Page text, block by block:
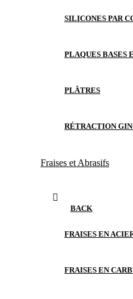
SILICONES PAR
PLAQUES BASES
PLÂTRES
RÉTRACTION
Fraises et Abrasifs
BACK
FRAISES EN
FRAISES EN